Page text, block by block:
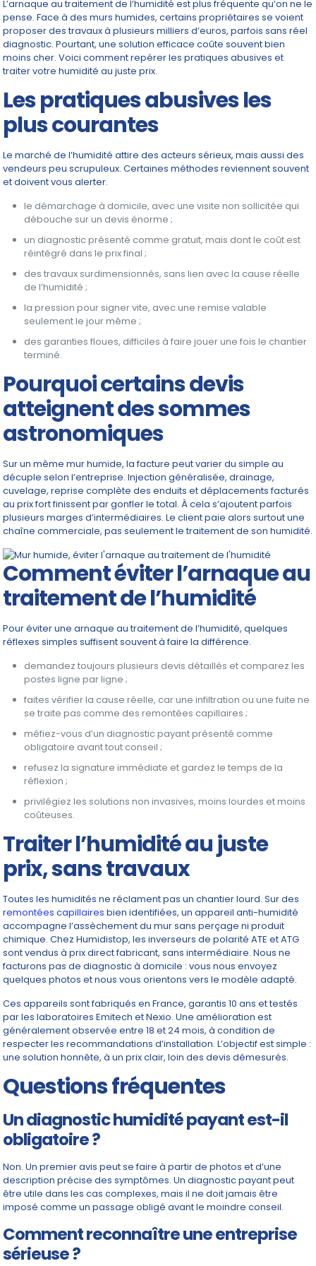
L’arnaque au traitement de l’humidité est plus fréquente qu’on ne le
pense. Face à des murs humides, certains propriétaires se voient
proposer des travaux à plusieurs milliers d’euros, parfois sans réel
diagnostic. Pourtant, une solution efficace coûte souvent bien
moins cher. Voici comment repérer les pratiques abusives et
traiter votre humidité au juste prix.
Les pratiques abusives les
plus courantes
Le marché de l’humidité attire des acteurs sérieux, mais aussi des
vendeurs peu scrupuleux. Certaines méthodes reviennent souvent
et doivent vous alerter.
le démarchage à domicile, avec une visite non sollicitée qui
débouche sur un devis énorme ;
un diagnostic présenté comme gratuit, mais dont le coût est
réintégré dans le prix final ;
des travaux surdimensionnés, sans lien avec la cause réelle
de l’humidité ;
la pression pour signer vite, avec une remise valable
seulement le jour même ;
des garanties floues, difficiles à faire jouer une fois le chantier
terminé.
Pourquoi certains devis
atteignent des sommes
astronomiques
Sur un même mur humide, la facture peut varier du simple au
décuple selon l’entreprise. Injection généralisée, drainage,
cuvelage, reprise complète des enduits et déplacements facturés
au prix fort finissent par gonfler le total. À cela s’ajoutent parfois
plusieurs marges d’intermédiaires. Le client paie alors surtout une
chaîne commerciale, pas seulement le traitement de son humidité.
Comment éviter l’arnaque au
traitement de l’humidité
Pour éviter une arnaque au traitement de l’humidité, quelques
réflexes simples suffisent souvent à faire la différence.
demandez toujours plusieurs devis détaillés et comparez les
postes ligne par ligne ;
faites vérifier la cause réelle, car une infiltration ou une fuite ne
se traite pas comme des remontées capillaires ;
méfiez-vous d’un diagnostic payant présenté comme
obligatoire avant tout conseil ;
refusez la signature immédiate et gardez le temps de la
réflexion ;
privilégiez les solutions non invasives, moins lourdes et moins
coûteuses.
Traiter l’humidité au juste
prix, sans travaux
Toutes les humidités ne réclament pas un chantier lourd. Sur des
remontées capillaires bien identifiées, un appareil anti-humidité
accompagne l’assèchement du mur sans perçage ni produit
chimique. Chez Humidistop, les inverseurs de polarité ATE et ATG
sont vendus à prix direct fabricant, sans intermédiaire. Nous ne
facturons pas de diagnostic à domicile : vous nous envoyez
quelques photos et nous vous orientons vers le modèle adapté.
Ces appareils sont fabriqués en France, garantis 10 ans et testés
par les laboratoires Emitech et Nexio. Une amélioration est
généralement observée entre 18 et 24 mois, à condition de
respecter les recommandations d’installation. L’objectif est simple :
une solution honnête, à un prix clair, loin des devis démesurés.
Questions fréquentes
Un diagnostic humidité payant est-il
obligatoire ?
Non. Un premier avis peut se faire à partir de photos et d’une
description précise des symptômes. Un diagnostic payant peut
être utile dans les cas complexes, mais il ne doit jamais être
imposé comme un passage obligé avant le moindre conseil.
Comment reconnaître une entreprise
sérieuse ?